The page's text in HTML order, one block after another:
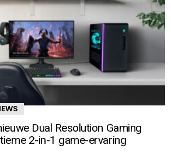
Dual Resolution Gaming
2-in-1 game-ervaring